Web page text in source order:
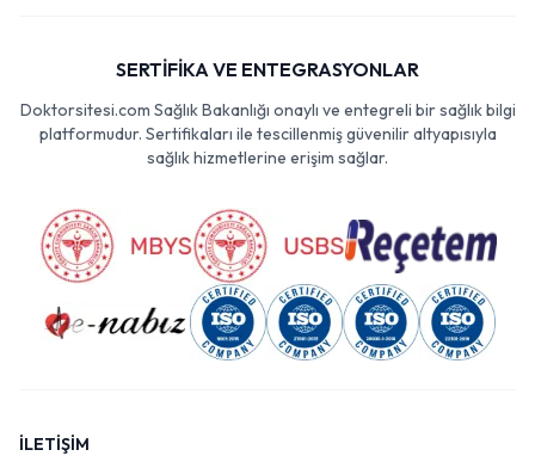
SERTİFİKA VE ENTEGRASYONLAR
Doktorsitesi.com Sağlık Bakanlığı onaylı ve entegreli bir sağlık bilgi
platformudur. Sertifikaları ile tescillenmiş güvenilir altyapısıyla
sağlık hizmetlerine erişim sağlar.
İLETİŞİM